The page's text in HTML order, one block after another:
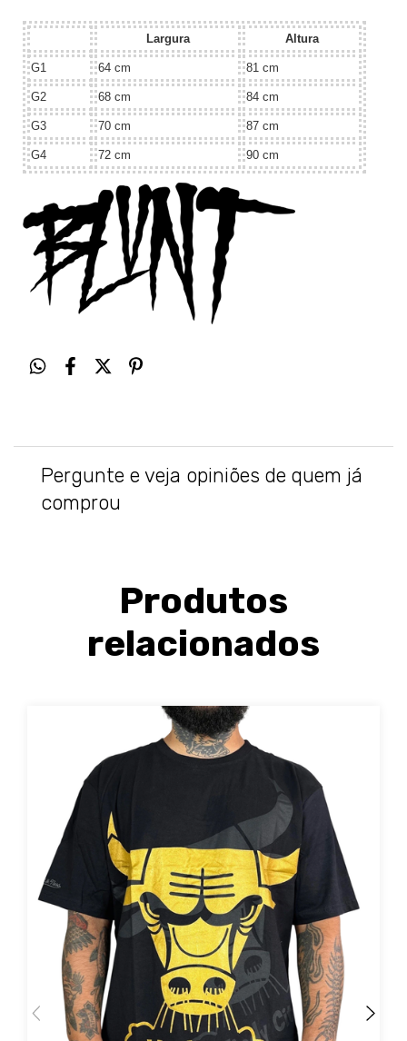
Largura Altura
G1 64 cm 81 cm
G2 68 cm 84 cm
G3 70 cm 87 cm
G4 72 cm 90 cm
Pergunte e veja opiniões de quem já
comprou
Produtos
relacionados